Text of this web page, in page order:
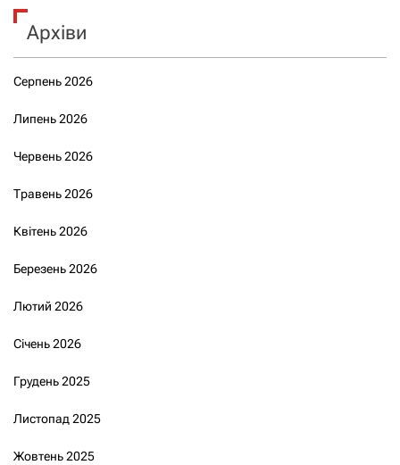
Архіви
Серпень 2026
Липень 2026
Червень 2026
Травень 2026
Квітень 2026
Березень 2026
Лютий 2026
Січень 2026
Грудень 2025
Листопад 2025
Жовтень 2025